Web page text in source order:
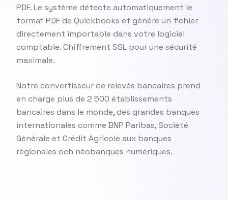
PDF. Le système détecte automatiquement le
format PDF de Quickbooks et génère un fichier
directement importable dans votre logiciel
comptable. Chiffrement SSL pour une sécurité
maximale.
Notre convertisseur de relevés bancaires prend
en charge plus de 2 500 établissements
bancaires dans le monde, des grandes banques
internationales comme BNP Paribas, Société
Générale et Crédit Agricole aux banques
régionales och néobanques numériques.